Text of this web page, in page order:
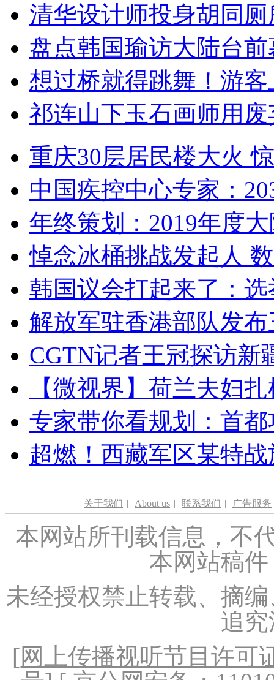
清华设计师投身胡同
盘点韩国瑜访大陆台
想过桥就得跳舞！游客
祁连山下玉石画师用
重庆30层居民楼大火
中国疾控中心专家：
年终策划：2019年度
悼念冰桶挑战发起人
韩国议会打起来了：
解放军驻香港部队发
CGTN记者王冠探访新
【微视界】荷兰夫妇
专家带你看规划：首
超燃！西藏军区某特
关于我们 | About us | 联系我们 | 广告服务
本网站所刊载信息，不
本网站稿
未经授权禁止转载、摘
追
[网上传播视听节目许可